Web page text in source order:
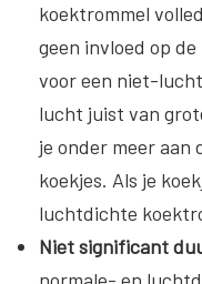
koektrommel
geen invloed op
voor een niet-
lucht juist van
je onder meer aan
koekjes. Als je
luchtdichte
Niet significant